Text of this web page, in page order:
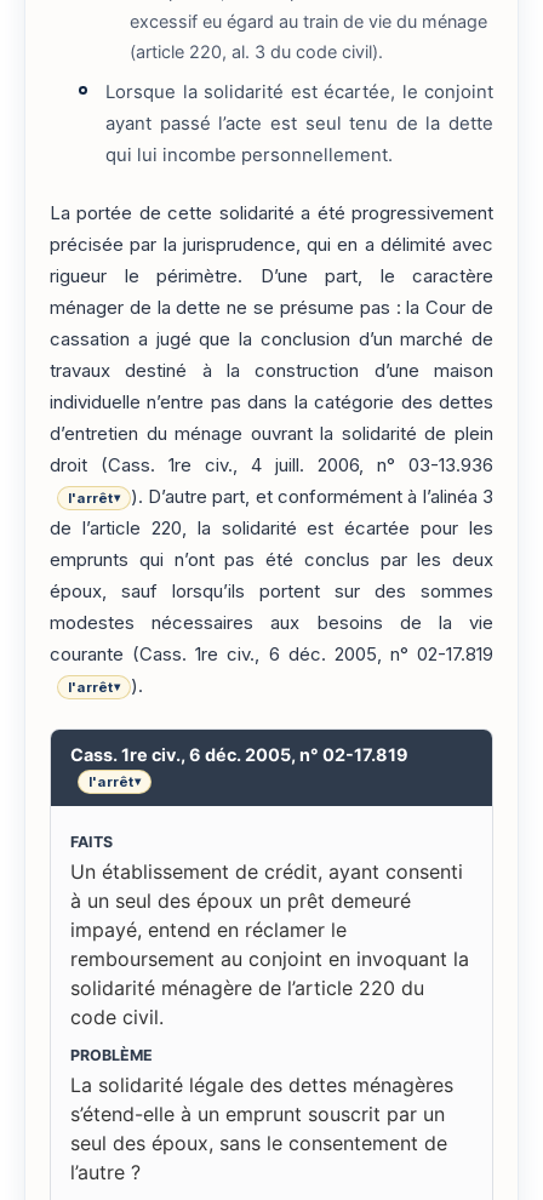
excessif eu égard au train de vie du ménage
(article 220, al. 3 du code civil).
Lorsque la solidarité est écartée, le conjoint
ayant passé l’acte est seul tenu de la dette
qui lui incombe personnellement.
La portée de cette solidarité a été progressivement
précisée par la jurisprudence, qui en a délimité avec
rigueur le périmètre. D’une part, le caractère
ménager de la dette ne se présume pas : la Cour de
cassation a jugé que la conclusion d’un marché de
travaux destiné à la construction d’une maison
individuelle n’entre pas dans la catégorie des dettes
d’entretien du ménage ouvrant la solidarité de plein
droit (Cass. 1re civ., 4 juill. 2006, n° 03-13.936
l'arrêt▾
). D’autre part, et conformément à l’alinéa 3
de l’article 220, la solidarité est écartée pour les
emprunts qui n’ont pas été conclus par les deux
époux, sauf lorsqu’ils portent sur des sommes
modestes nécessaires aux besoins de la vie
courante (Cass. 1re civ., 6 déc. 2005, n° 02-17.819
l'arrêt▾ ).
Cass. 1re civ., 6 déc. 2005, n° 02-17.819
l'arrêt▾
FAITS
Un établissement de crédit, ayant consenti
à un seul des époux un prêt demeuré
impayé, entend en réclamer le
remboursement au conjoint en invoquant la
solidarité ménagère de l’article 220 du
code civil.
PROBLÈME
La solidarité légale des dettes ménagères
s’étend-elle à un emprunt souscrit par un
seul des époux, sans le consentement de
l’autre ?